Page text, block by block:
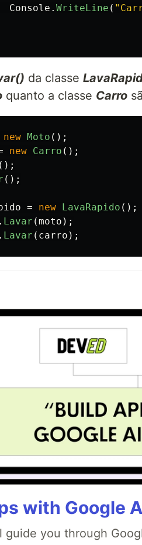
Console . WriteLine (
da classe
quanto a classe Carro
new Moto ();
new Carro ();
();
();
= new LavaRapido ();
. Lavar (moto );
. Lavar ( carro );
with Google
guide you through